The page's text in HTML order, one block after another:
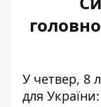
У четвер, 8
для